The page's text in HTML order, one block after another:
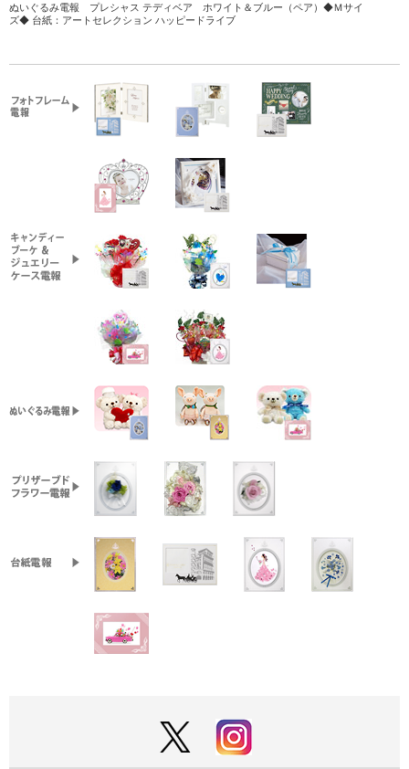
ぬいぐるみ電報 プレシャス テディベア ホワイト＆ブルー（ペア）◆Ｍサイ
ズ◆ 台紙：アートセレクション ハッピードライブ